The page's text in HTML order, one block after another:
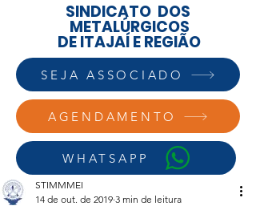
AGENDAMENTO
WHATSAPP
SINDICATO DOS
METALÚRGICOS
DE ITAJAÍ E REGIÃO
SEJA ASSOCIADO
STIMMMEI
14 de out. de 2019 3 min de leitura